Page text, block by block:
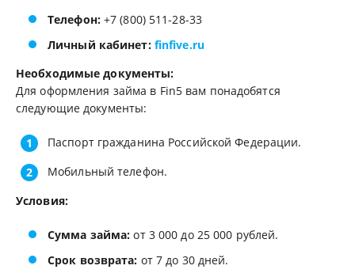
Телефон:+7 (800) 511-28-33
Личный кабинет: finfive.ru
Необходимые документы:
Для оформления займа в Fin5 вам понадобятся
следующие документы:
Паспорт гражданина Российской Федерации.
Мобильный телефон.
Условия:
Сумма займа: от 3 000 до 25 000 рублей.
Срок возврата: от 7 до 30 дней.